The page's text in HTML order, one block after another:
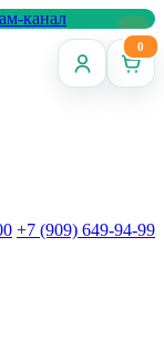
0
+7 (909) 649-94-99